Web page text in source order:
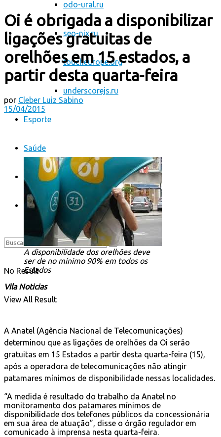
odo-ural.ru
seo-nix.ru
toucheurope.org
underscorejs.ru
Esporte
Saúde
Atualidades
CONTATO
No Result
View All Result
Oi é obrigada a disponibilizar
ligações gratuitas de
orelhões em 15 estados, a
partir desta quarta-feira
por Cleber Luiz Sabino
15/04/2015
A disponibilidade dos orelhões deve
ser de no mínimo 90% em todos os
Estados
Vila Noticias
A Anatel (Agência Nacional de Telecomunicações)
determinou que as ligações de orelhões da Oi serão
gratuitas em 15 Estados a partir desta quarta-feira (15),
após a operadora de telecomunicações não atingir
patamares mínimos de disponibilidade nessas localidades.
“A medida é resultado do trabalho da Anatel no
monitoramento dos patamares mínimos de
disponibilidade dos telefones públicos da concessionária
em sua área de atuação”, disse o órgão regulador em
comunicado à imprensa nesta quarta-feira.